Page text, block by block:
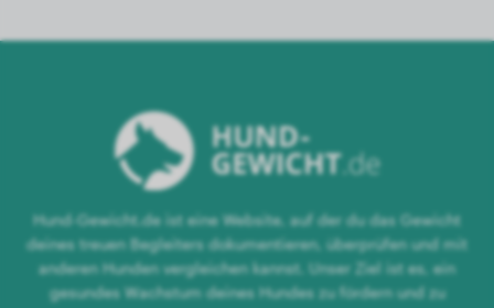
Hund-Gewicht.de ist eine Website, auf der du das Gewicht
deines treuen Begleiters dokumentieren, überprüfen und mit
anderen Hunden vergleichen kannst. Unser Ziel ist es, ein
gesundes Wachstum deines Hundes zu fördern und zu